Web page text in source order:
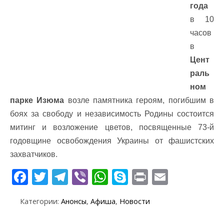
года
в 10
часов
в
Цент
раль
ном
парке Изюма возле памятника героям, погибшим в
боях за свободу и независимость Родины состоится
митинг и возложение цветов, посвященные 73-й
годовщине освобождения Украины от фашистских
захватчиков.
F
e
T
itt
T
e
Vi
b
er
W
at
S
y
Pr
t
Категории: Анонсы, Афиша, Новости